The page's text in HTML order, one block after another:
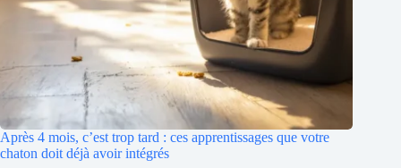
Après 4 mois, c’est trop tard : ces apprentissages que votre
chaton doit déjà avoir intégrés